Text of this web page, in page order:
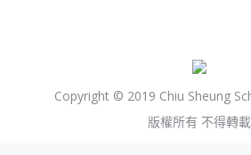
Copyright © 2019 Chiu Sheung
版權所有 不得轉載